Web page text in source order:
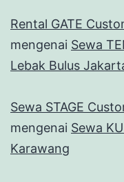
Rental GATE
mengenai Sewa
Lebak Bulus
Sewa STAGE
mengenai Sewa
Karawang